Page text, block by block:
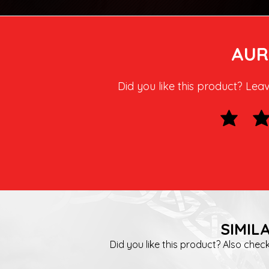
Did you like this product?
Did you like this product? Also